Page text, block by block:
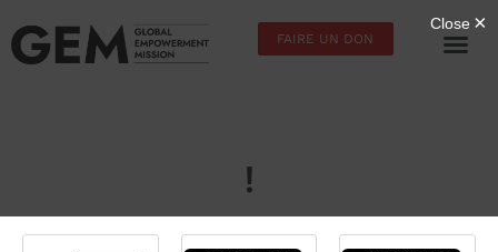
FAIRE UN DON
!